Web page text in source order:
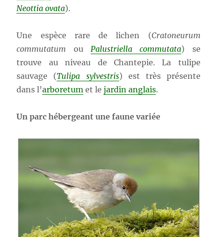
Neottia ovata).
Une espèce rare de lichen (Cratoneurum
commutatum ou Palustriella commutata) se
trouve au niveau de Chantepie. La tulipe
sauvage (Tulipa sylvestris) est très présente
dans l’arboretum et lejardin anglais.
Un parc hébergeant une faune variée